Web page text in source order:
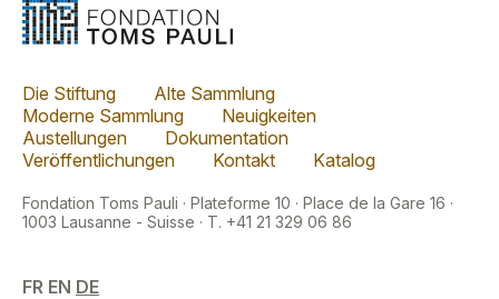
Die Stiftung
Alte Sammlung
Moderne Sammlung
Neuigkeiten
Austellungen
Dokumentation
Veröffentlichungen
Kontakt Katalog
Fondation Toms Pauli · Plateforme 10 · Place de la Gare 16 ·
1003 Lausanne - Suisse · T. +41 21 329 06 86
FR EN DE